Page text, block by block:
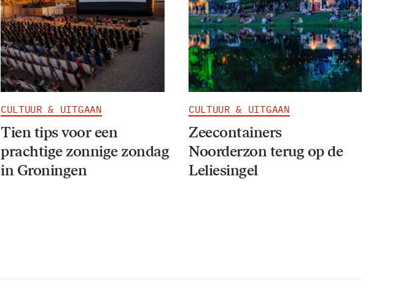
CULTUUR & UITGAAN
Tien tips voor een
prachtige zonnige zondag
in Groningen
CULTUUR & UITGAAN
Zeecontainers
Noorderzon terug op de
Leliesingel